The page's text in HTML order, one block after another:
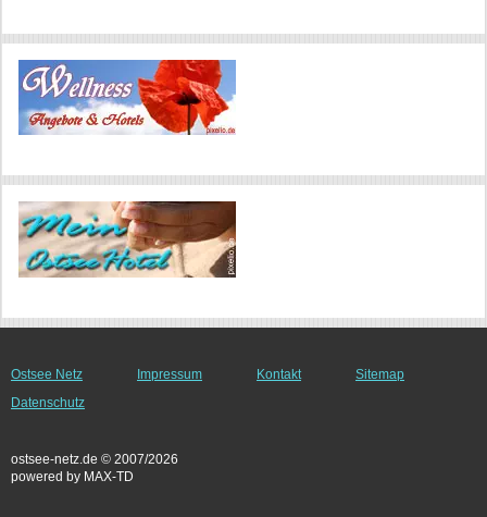
Ostsee Netz Impressum Kontakt
Sitemap
Datenschutz
ostsee-netz.de © 2007/2026
powered by MAX-TD